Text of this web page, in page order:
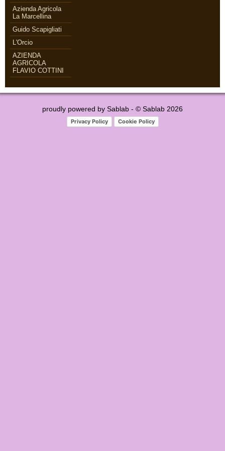
Azienda Agricola
La Marcellina
Guido Scapigliati
L'Orcio
AZIENDA
AGRICOLA
FLAVIO COTTINI
proudly powered by Sablab - © Sablab 2026
Privacy Policy Cookie Policy